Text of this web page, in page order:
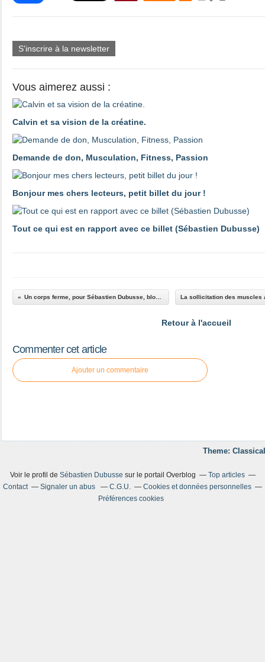
S'inscrire à la newsletter
Vous aimerez aussi :
Calvin et sa vision de la créatine.
Demande de don, Musculation, Fitness, Passion
Bonjour mes chers lecteurs, petit billet du jour !
Tout ce qui est en rapport avec ce billet (Sébastien Dubusse)
Retour à l'accueil
Commenter cet article
Ajouter un commentaire
Theme:
Voir le profil de Sébastien Dubusse sur le portail Overblog
Top articles
Contact
Signaler un abus C.G.U.
Cookies et données personnelles
Préférences cookies